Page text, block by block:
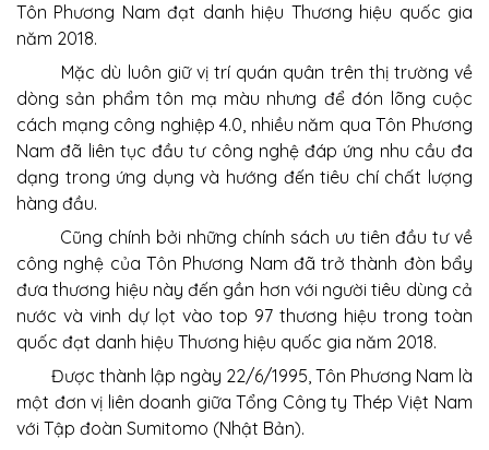
Tôn Phương Nam đạt danh hiệu Thương hiệu quốc gia
năm 2018.
Mặc dù luôn giữ vị trí quán quân trên thị trường về
dòng sản phẩm tôn mạ màu nhưng để đón lõng cuộc
cách mạng công nghiệp 4.0, nhiều năm qua Tôn Phương
Nam đã liên tục đầu tư công nghệ đáp ứng nhu cầu đa
dạng trong ứng dụng và hướng đến tiêu chí chất lượng
hàng đầu.
Cũng chính bởi những chính sách ưu tiên đầu tư về
công nghệ của Tôn Phương Nam đã trở thành đòn bẩy
đưa thương hiệu này đến gần hơn với người tiêu dùng cả
nước và vinh dự lọt vào top 97 thương hiệu trong toàn
quốc đạt danh hiệu Thương hiệu quốc gia năm 2018.
Được thành lập ngày 22/6/1995, Tôn Phương Nam là
một đơn vị liên doanh giữa Tổng Công ty Thép Việt Nam
với Tập đoàn Sumitomo (Nhật Bản).